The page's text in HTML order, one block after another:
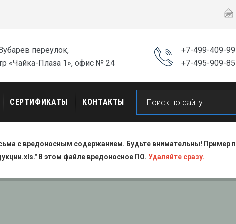
переулок,
«Чайка-Плаза 1», офис № 24
+7-499-409-
+7-495-909-
СЕРТИФИКАТЫ КОНТАКТЫ
с вредоносным содержанием. Будьте внимательны! Пример
В этом файле вредоносное ПО. Удаляйте сразу.